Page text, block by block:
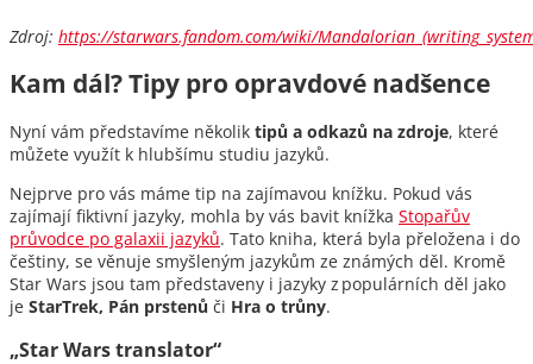
Zdroj: https://starwars.fandom.com/wiki/
Kam dál? Tipy pro opravdové nadšence
Nyní vám představíme několik tipů a odkazů na zdroje, které
můžete využít k hlubšímu studiu jazyků.
Nejprve pro vás máme tip na zajímavou knížku. Pokud vás
zajímají fiktivní jazyky, mohla by vás bavit knížka Stopařův
průvodce po galaxii jazyků. Tato kniha, která byla přeložena i do
češtiny, se věnuje smyšleným jazykům ze známých děl. Kromě
Star Wars jsou tam představeny i jazyky z populárních děl jako
je StarTrek, Pán prstenů či Hra o trůny.
„Star Wars translator“